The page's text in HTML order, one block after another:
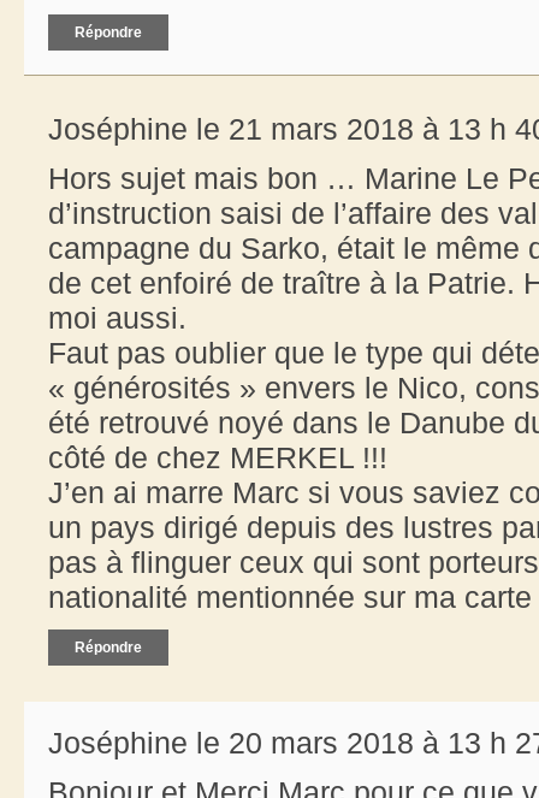
Répondre
Joséphine le 21 mars 2018 à 13 h
Hors sujet mais bon … Marine Le
d’instruction saisi de l’affaire des
campagne du Sarko, était le même
de cet enfoiré de traître à la Patrie.
moi aussi.
Faut pas oublier que le type qui
« générosités » envers le Nico,
été retrouvé noyé dans le Danube
côté de chez MERKEL !!!
J’en ai marre Marc si vous saviez
un pays dirigé depuis des lustres
pas à flinguer ceux qui sont
nationalité mentionnée sur ma carte
Répondre
Joséphine le 20 mars 2018 à 13 h